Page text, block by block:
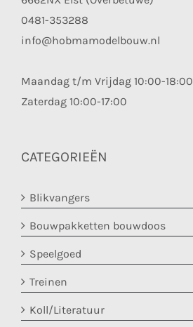
0481-353288
info@hobmamodelbouw.nl
Maandag t/m Vrijdag 10:00-18:00
Zaterdag 10:00-17:00
CATEGORIEËN
Blikvangers
Bouwpakketten bouwdoos
Speelgoed
Treinen
Koll/Literatuur